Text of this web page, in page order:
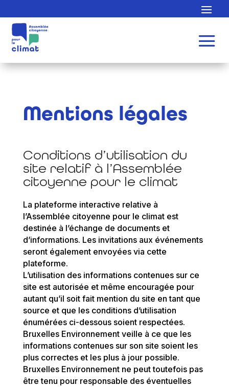
Mentions légales
Conditions d’utilisation du
site relatif à l’Assemblée
citoyenne pour le climat
La plateforme interactive relative à
l’Assemblée citoyenne pour le climat est
destinée à l’échange de documents et
d’informations. Les invitations aux événements
seront également envoyées via cette
plateforme.
L’utilisation des informations contenues sur ce
site est autorisée et même encouragée pour
autant qu’il soit fait mention du site en tant que
source et que les conditions d’utilisation
énumérées ci-dessous soient respectées.
Bruxelles Environnement veille à ce que les
informations contenues sur son site soient les
plus correctes et les plus à jour possible.
Bruxelles Environnement ne peut toutefois pas
être tenu pour responsable des éventuelles